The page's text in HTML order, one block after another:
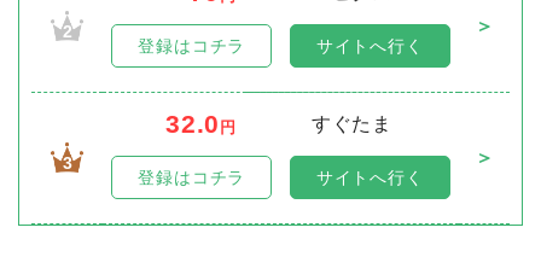
2
＞
登録はコチラ サイトへ行く
3
32.0 円
すぐたま
＞
登録はコチラ サイトへ行く